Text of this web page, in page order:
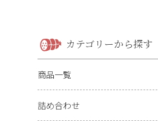
カテゴリーから探す
商品一覧
詰め合わせ